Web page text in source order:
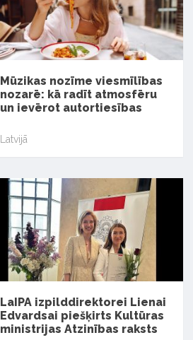
Mūzikas nozīme viesmīlības
nozarē: kā radīt atmosfēru
un ievērot autortiesības
Latvijā
LaIPA izpilddirektorei Lienai
Edvardsai piešķirts Kultūras
ministrijas Atzinības raksts